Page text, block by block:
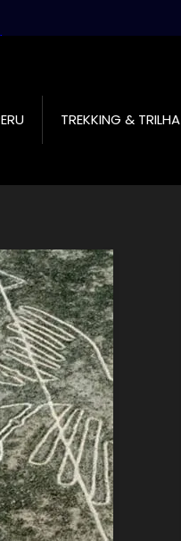
TREKKING &